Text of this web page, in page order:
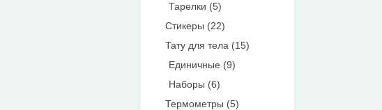
Тарелки (5)
Стикеры (22)
Тату для тела (15)
Единичные (9)
Наборы (6)
Термометры (5)